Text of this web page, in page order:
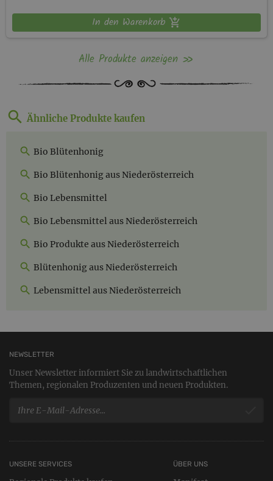
In den Warenkorb
Alle Produkte anzeigen
Ähnliche Produkte kaufen
Bio Blütenhonig
Bio Blütenhonig aus Niederösterreich
Bio Lebensmittel
Bio Lebensmittel aus Niederösterreich
Bio Produkte aus Niederösterreich
Blütenhonig aus Niederösterreich
Lebensmittel aus Niederösterreich
NEWSLETTER
Unser Newsletter informiert Sie zu landwirtschaftlichen
Themen, regionalen Produzenten und neuen Produkten.
UNSERE SERVICES ÜBER UNS